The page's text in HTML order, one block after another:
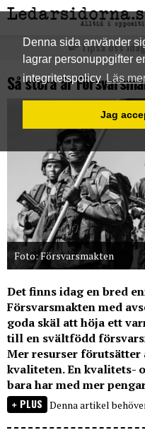
Denna sida använder
lagrar personuppgifter
integritetspolicyLäs
Jag
Tipsa oss idag
Så stora är
Foto: Försvarsmakten
Det finns idag en bred
Försvarsmakten med
goda skäl att höja ett
till en svältfödd
Mer resurser förutsätter
kvaliteten. En kvalitets-
bara har med mer
PLUS Denna artikel